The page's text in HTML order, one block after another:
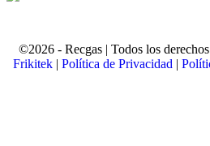
©2026 - Recgas | Todos los
Frikitek| Política de Privacidad |